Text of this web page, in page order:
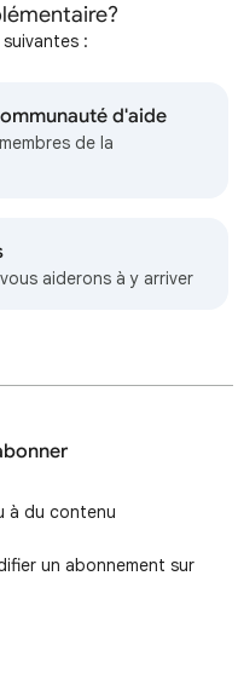
:
d'aide
de la
aiderons à y arriver
à du contenu
un abonnement sur